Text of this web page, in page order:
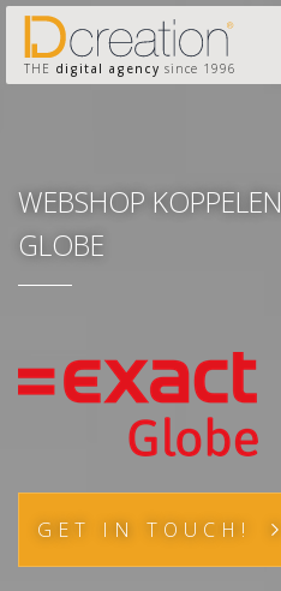
THE digital agency since 1996
WEBSHOP
GLOBE
GET IN TOUCH!